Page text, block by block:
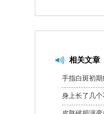
相关文章
手指白斑初
身上长了几